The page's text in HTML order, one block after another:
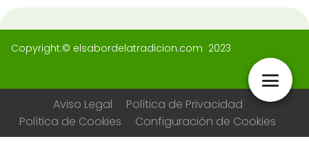
Copyright:© elsabordelatradicion.com 2023
Aviso Legal
Política de Privacidad
Política de Cookies
Configuración de Cookies